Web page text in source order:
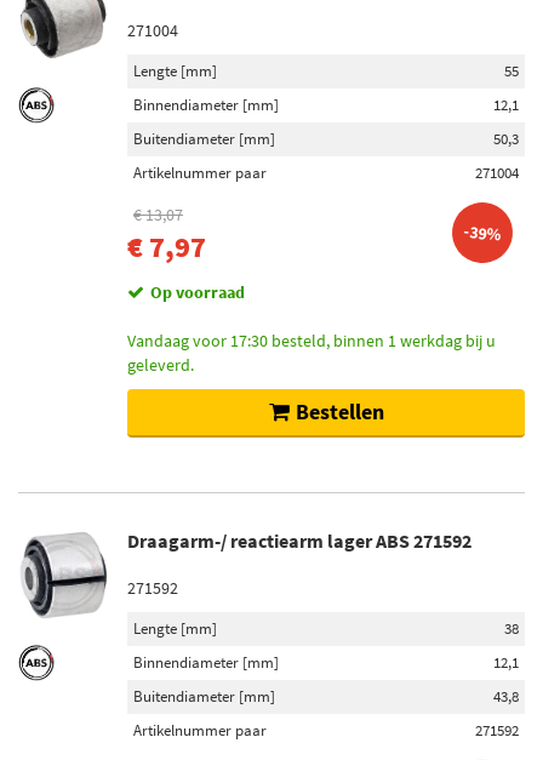
271004
Lengte [mm]
55
Binnendiameter [mm]
12,1
Buitendiameter [mm]
50,3
Artikelnummer paar
271004
€ 13,07
€ 7,97 -39%
Op voorraad
Vandaag voor 17:30 besteld, binnen 1 werkdag bij u
geleverd.
Bestellen
Draagarm-/ reactiearm lager ABS 271592
271592
Lengte [mm]
38
Binnendiameter [mm]
12,1
Buitendiameter [mm]
43,8
Artikelnummer paar
271592